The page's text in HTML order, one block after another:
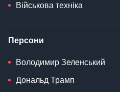
Військова техніка
Персони
Володимир Зеленський
Дональд Трамп